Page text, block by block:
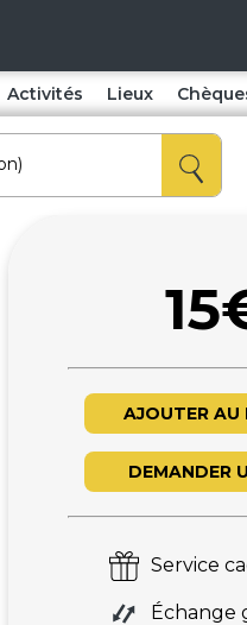
Activités Lieux
AJOUTER AU
DEMANDER
Service
Échange